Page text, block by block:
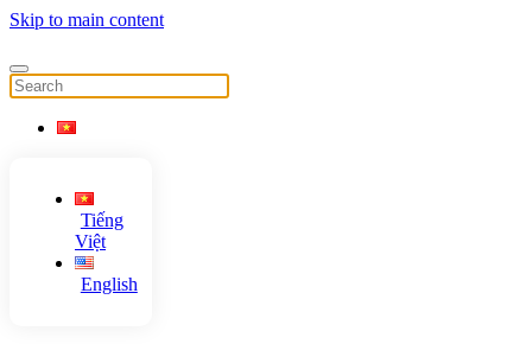
Skip to main content
Tiếng
Việt
English